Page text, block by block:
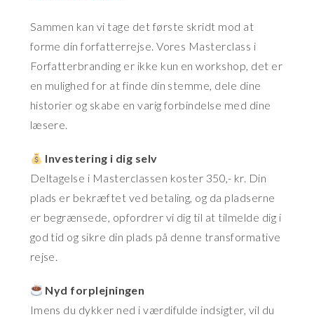
Sammen kan vi tage det første skridt mod at
forme din forfatterrejse. Vores Masterclass i
Forfatterbranding er ikke kun en workshop, det er
en mulighed for at finde din stemme, dele dine
historier og skabe en varig forbindelse med dine
læsere.
Investering i dig selv
Deltagelse i Masterclassen koster 350,- kr. Din
plads er bekræftet ved betaling, og da pladserne
er begrænsede, opfordrer vi dig til at tilmelde dig i
god tid og sikre din plads på denne transformative
rejse.
Nyd forplejningen
Imens du dykker ned i værdifulde indsigter, vil du